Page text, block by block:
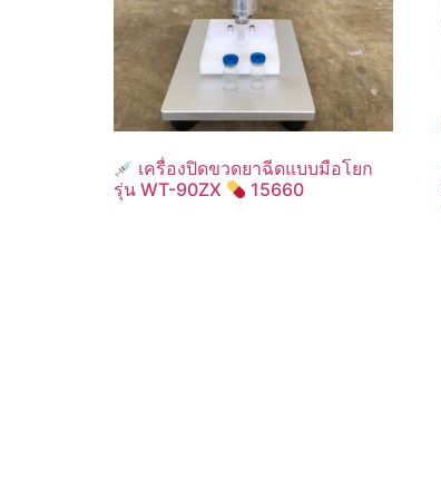
เครื่องปิดขวดยาฉีดแบบมือโยก
รุ่น WT-90ZX
15660